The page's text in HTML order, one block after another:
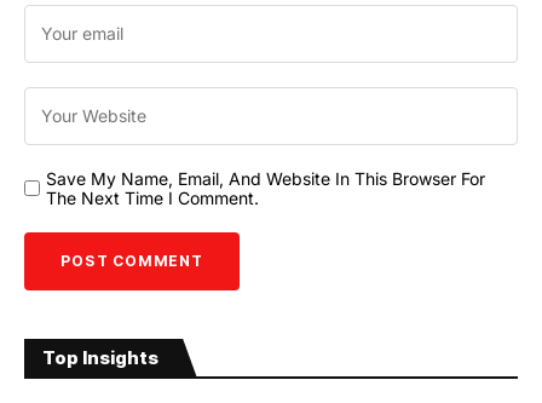
Save My Name, Email, And Website In This Browser For
The Next Time I Comment.
Top Insights